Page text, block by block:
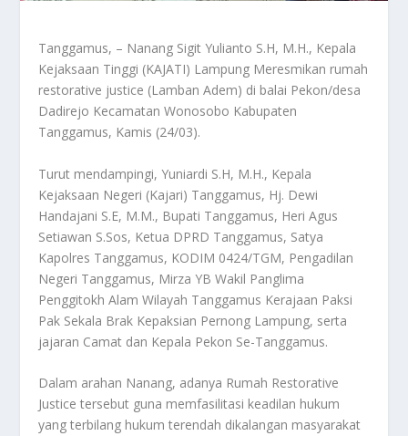
Tanggamus, – Nanang Sigit Yulianto S.H, M.H., Kepala
Kejaksaan Tinggi (KAJATI) Lampung Meresmikan rumah
restorative justice (Lamban Adem) di balai Pekon/desa
Dadirejo Kecamatan Wonosobo Kabupaten
Tanggamus, Kamis (24/03).
Turut mendampingi, Yuniardi S.H, M.H., Kepala
Kejaksaan Negeri (Kajari) Tanggamus, Hj. Dewi
Handajani S.E, M.M., Bupati Tanggamus, Heri Agus
Setiawan S.Sos, Ketua DPRD Tanggamus, Satya
Kapolres Tanggamus, KODIM 0424/TGM, Pengadilan
Negeri Tanggamus, Mirza YB Wakil Panglima
Penggitokh Alam Wilayah Tanggamus Kerajaan Paksi
Pak Sekala Brak Kepaksian Pernong Lampung, serta
jajaran Camat dan Kepala Pekon Se-Tanggamus.
Dalam arahan Nanang, adanya Rumah Restorative
Justice tersebut guna memfasilitasi keadilan hukum
yang terbilang hukum terendah dikalangan masyarakat